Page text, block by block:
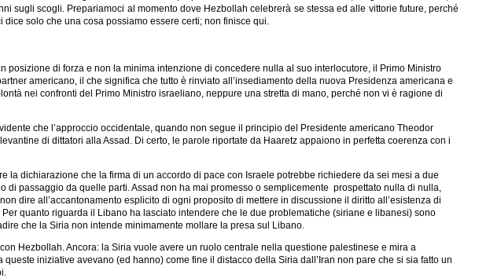
sugli scogli. Prepariamoci al momento dove Hezbollah celebrerà se stessa ed alle vittorie future, perché
solo che una cosa possiamo essere certi; non finisce qui.
di forza e non la minima intenzione di concedere nulla al suo interlocutore, il Primo Ministro
americano, il che significa che tutto è rinviato all’insediamento della nuova Presidenza americana e
nei confronti del Primo Ministro israeliano, neppure una stretta di mano, perché non vi è ragione di
che l’approccio occidentale, quando non segue il principio del Presidente americano Theodor
di dittatori alla Assad. Di certo, le parole riportate da Haaretz appaiono in perfetta coerenza con i
la dichiarazione che la firma di un accordo di pace con Israele potrebbe richiedere da sei mesi a due
passaggio da quelle parti. Assad non ha mai promesso o semplicemente prospettato nulla di nulla,
dire all’accantonamento esplicito di ogni proposito di mettere in discussione il diritto all’esistenza di
quanto riguarda il Libano ha lasciato intendere che le due problematiche (siriane e libanesi) sono
che la Siria non intende minimamente mollare la presa sul Libano.
Hezbollah. Ancora: la Siria vuole avere un ruolo centrale nella questione palestinese e mira a
iniziative avevano (ed hanno) come fine il distacco della Siria dall’Iran non pare che si sia fatto un